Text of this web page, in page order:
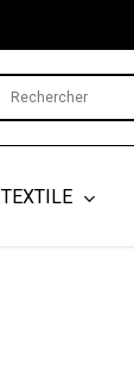
TEXTILE